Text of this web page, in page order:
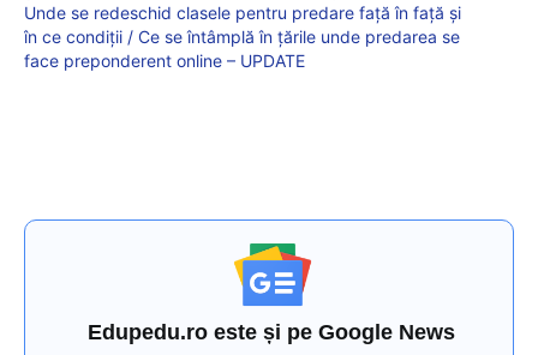
Unde se redeschid clasele pentru predare față în față și
în ce condiții / Ce se întâmplă în țările unde predarea se
face preponderent online – UPDATE
Edupedu.ro este și pe Google News